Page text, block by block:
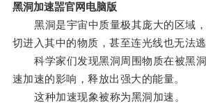
黑洞加速噐官网电脑版
黑洞是宇宙中质量极其庞大的区域，
切进入其中的物质，甚至连光线也无法逃
科学家们发现黑洞周围物质在被黑洞
速加速的影响，释放出强大的能量。
这种加速现象被称为黑洞加速。